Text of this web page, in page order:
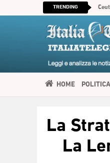
TRENDING
HOME POLITICA
العربيةLa
La